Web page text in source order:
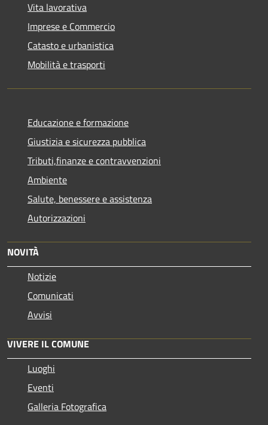
Vita lavorativa
Imprese e Commercio
Catasto e urbanistica
Mobilità e trasporti
Educazione e formazione
Giustizia e sicurezza pubblica
Tributi,finanze e contravvenzioni
Ambiente
Salute, benessere e assistenza
Autorizzazioni
NOVITÀ
Notizie
Comunicati
Avvisi
VIVERE IL COMUNE
Luoghi
Eventi
Galleria Fotografica